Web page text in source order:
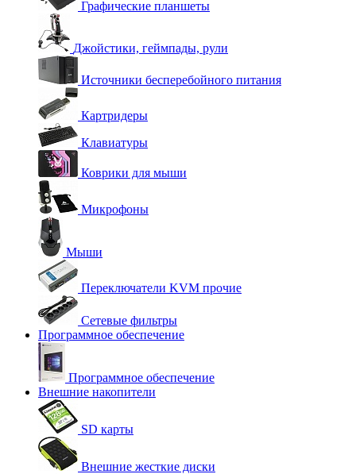
Графические планшеты
Джойстики, геймпады, рули
Источники бесперебойного питания
Картридеры
Клавиатуры
Коврики для мыши
Микрофоны
Мыши
Переключатели KVM прочие
Сетевые фильтры
Программное обеспечение
Программное обеспечение
Внешние накопители
SD карты
Внешние жесткие диски